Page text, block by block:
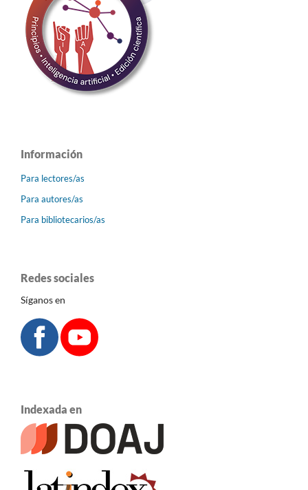
Información
Para lectores/as
Para autores/as
Para bibliotecarios/as
Redes sociales
Síganos en
Indexada en